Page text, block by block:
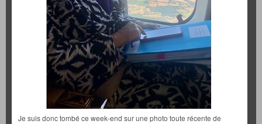
Je suis donc tombé ce week-end sur une photo toute récente de